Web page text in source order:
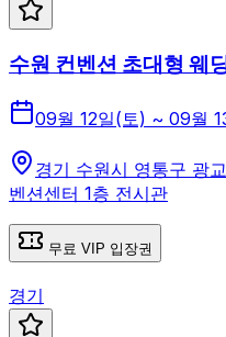
수원 컨벤션 초대형 웨
09월 12일(토) ~ 09월
경기 수원시 영통구 광
벤션센터 1층 전시관
무료 VIP 입장권
경기